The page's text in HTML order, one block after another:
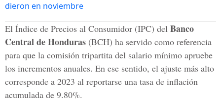
dieron en noviembre
El Índice de Precios al Consumidor (IPC) del Banco
Central de Honduras (BCH) ha servido como referencia
para que la comisión tripartita del salario mínimo apruebe
los incrementos anuales. En ese sentido, el ajuste más alto
corresponde a 2023 al reportarse una tasa de inflación
acumulada de 9.80%.